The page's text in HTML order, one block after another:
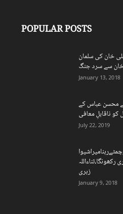
POPULAR POSTS
خان کی سلمان
سے سرد جنگ
January 13, 2018
محسن عباس کے
July 22, 2019
زہری
January 9, 2018